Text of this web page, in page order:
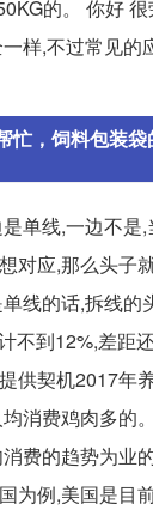
的。 你好
样,不过常见的
忙，饲料包装
单线,一边不是
对应,那么头子
线的话,拆线的
不到12%,差距
供契机2017年
消费鸡肉多的
费的趋势为业
为例,美国是目